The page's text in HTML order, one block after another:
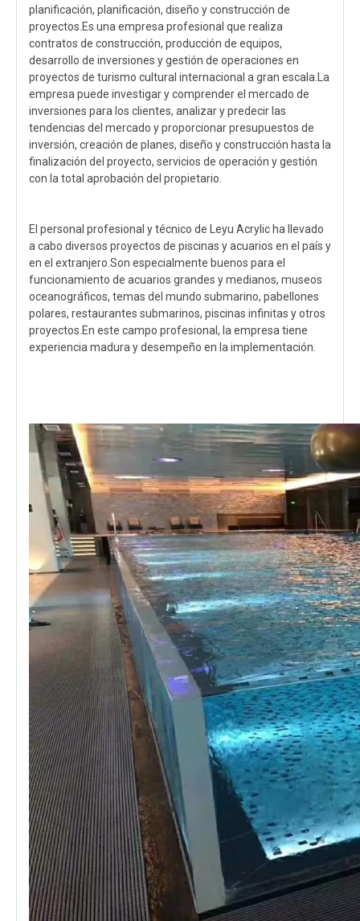
planificación, planificación, diseño y construcción de
proyectos.Es una empresa profesional que realiza
contratos de construcción, producción de equipos,
desarrollo de inversiones y gestión de operaciones en
proyectos de turismo cultural internacional a gran escala.La
empresa puede investigar y comprender el mercado de
inversiones para los clientes, analizar y predecir las
tendencias del mercado y proporcionar presupuestos de
inversión, creación de planes, diseño y construcción hasta la
finalización del proyecto, servicios de operación y gestión
con la total aprobación del propietario.
El personal profesional y técnico de Leyu Acrylic ha llevado
a cabo diversos proyectos de piscinas y acuarios en el país y
en el extranjero.Son especialmente buenos para el
funcionamiento de acuarios grandes y medianos, museos
oceanográficos, temas del mundo submarino, pabellones
polares, restaurantes submarinos, piscinas infinitas y otros
proyectos.En este campo profesional, la empresa tiene
experiencia madura y desempeño en la implementación.